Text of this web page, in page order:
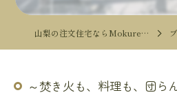
山梨の注文住宅ならMokureismモクリズム ブログ
～焚き火も、料理も、団ら